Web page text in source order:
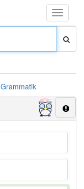
Toggle
Grammatik